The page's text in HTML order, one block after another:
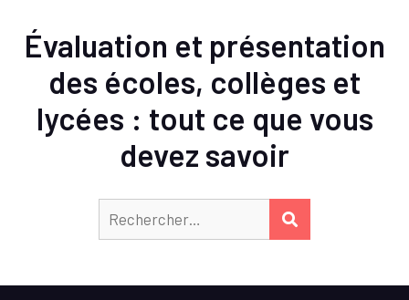
Évaluation et présentation
des écoles, collèges et
lycées : tout ce que vous
devez savoir